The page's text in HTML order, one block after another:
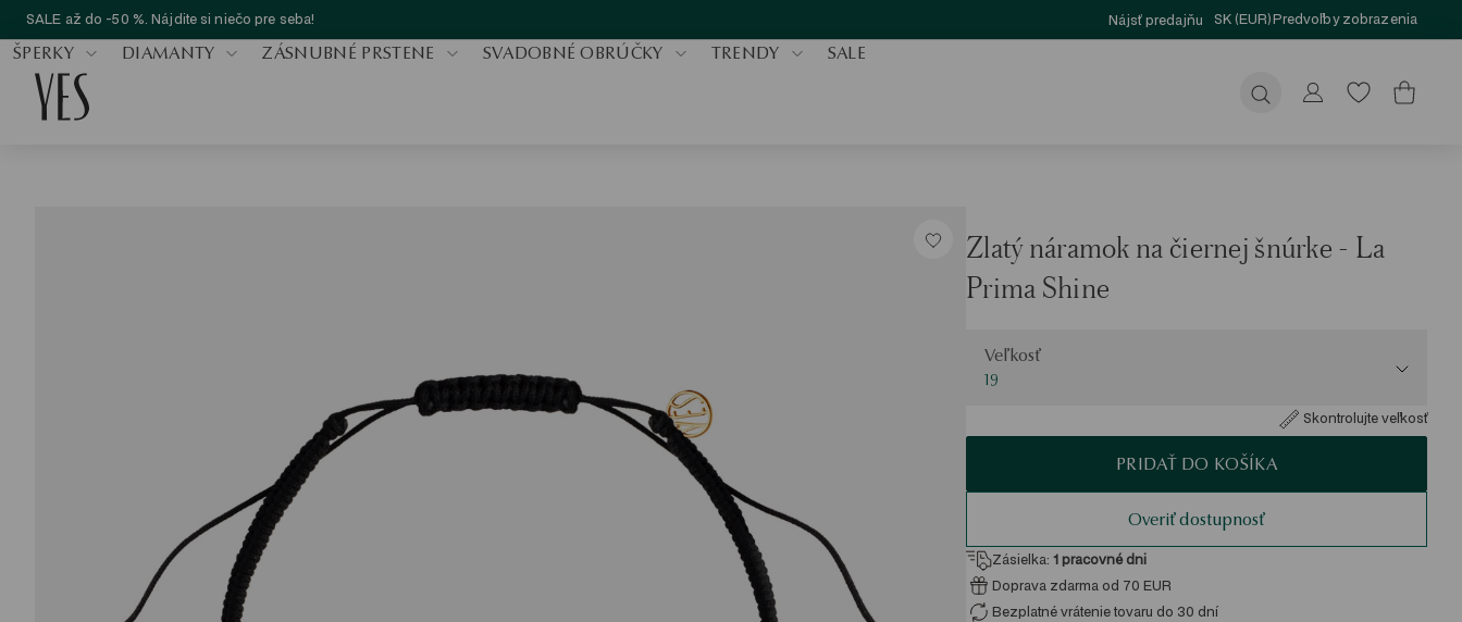
SALE až do -50 %. Nájdite si niečo pre seba! Nájsť predajňu SK (EUR)Predvoľby zobrazenia
ŠPERKY DIAMANTY ZÁSNUBNÉ PRSTENE SVADOBNÉ OBRÚČKY TRENDY SALE
Odoslať
Zlatý náramok na čiernej šnúrke - La
Prima Shine
Veľkosť
19
Skontrolujte veľkosť
PRIDAŤ DO KOŠÍKA
Overiť dostupnosť
Zásielka: 1 pracovné dni
Doprava zdarma od 70 EUR
Bezplatné vrátenie tovaru do 30 dní